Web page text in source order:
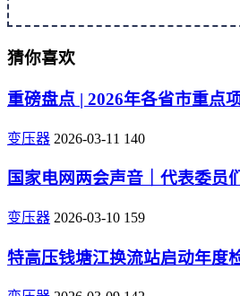
猜你喜欢
重磅盘点 | 2026年各省市重点
变压器 2026-03-11 140
国家电网两会声音｜代表委员
变压器 2026-03-10 159
特高压钱塘江换流站启动年度